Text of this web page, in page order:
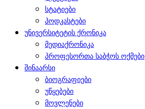
სტატიები
პოდკასტები
უნივერსიტეტის ქრონიკა
მედიაქრონიკა
პროფესორთა საბჭოს ოქმები
შინაარსი
ბიოგრაფიები
უწყებები
მოვლენები